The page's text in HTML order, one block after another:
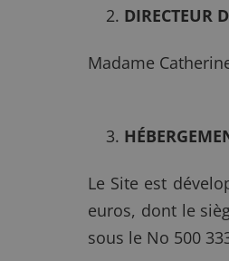
DIRECTEUR
Madame
Le Site est
euros, dont le
sous le No 500